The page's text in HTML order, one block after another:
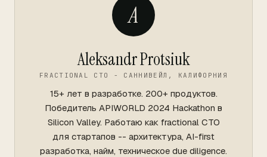
A
Aleksandr Protsiuk
FRACTIONAL CTO - САННИВЕЙЛ, КАЛИФОРНИЯ
15+ лет в разработке. 200+ продуктов.
Победитель APIWORLD 2024 Hackathon в
Silicon Valley. Работаю как fractional CTO
для стартапов -- архитектура, AI-first
разработка, найм, техническое due diligence.